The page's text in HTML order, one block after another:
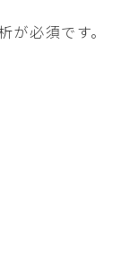
必須です。